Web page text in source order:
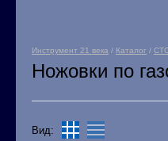
Инструмент 21 века / Каталог /
Ножовки по
Вид: